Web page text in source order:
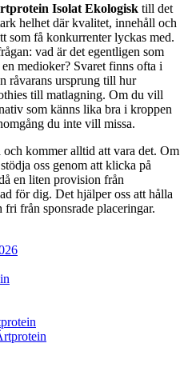
Isolat Ekologisk till det
helhet där kvalitet, innehåll och
som få konkurrenter lyckas med.
vad är det egentligen som
medioker? Svaret finns ofta i
råvarans ursprung till hur
till matlagning. Om du vill
som känns lika bra i kroppen
du inte vill missa.
kommer alltid att vara det. Om
oss genom att klicka på
en liten provision från
för dig. Det hjälper oss att hålla
fri från sponsrade placeringar.